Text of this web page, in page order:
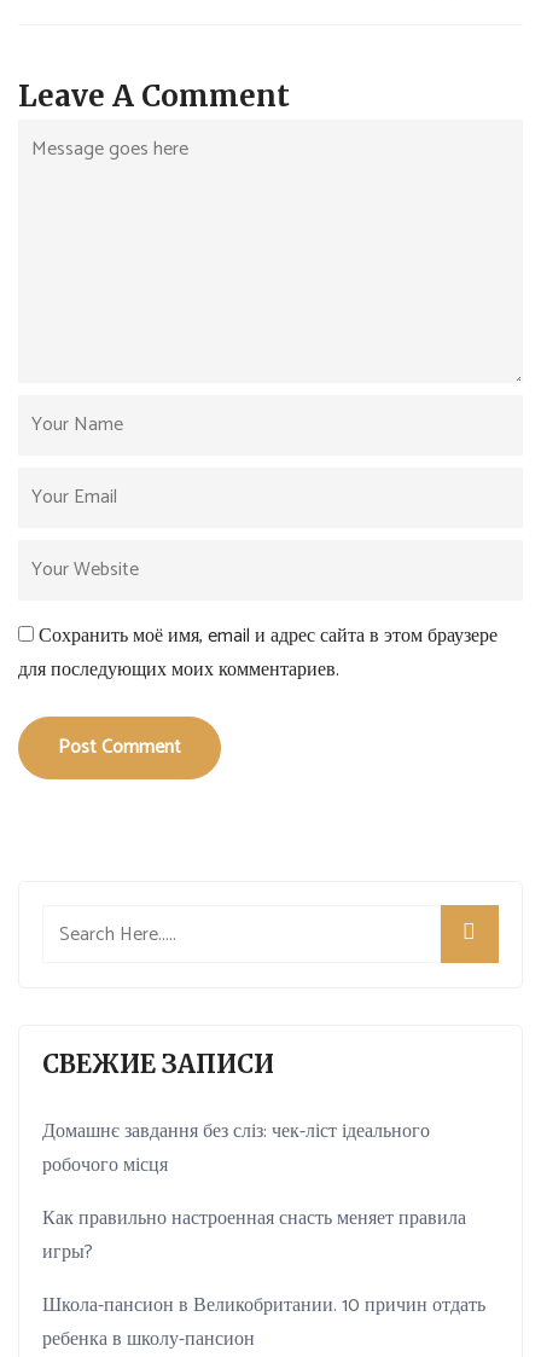
Leave A Comment
Сохранить моё имя, email и адрес сайта в этом браузере
для последующих моих комментариев.
Post Comment
СВЕЖИЕ ЗАПИСИ
Домашнє завдання без сліз: чек-ліст ідеального
робочого місця
Как правильно настроенная снасть меняет правила
игры?
Школа-пансион в Великобритании. 10 причин отдать
ребенка в школу-пансион